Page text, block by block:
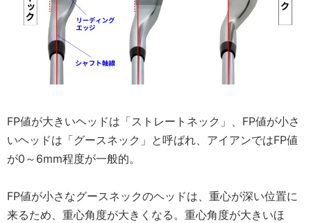
FP値が大きいヘッドは「ストレートネック」、FP値が小さ
いヘッドは「グースネック」と呼ばれ、アイアンではFP値
が0～6mm程度が一般的。
FP値が小さなグースネックのヘッドは、重心が深い位置に
来るため、重心角度が大きくなる。重心角度が大きいほ